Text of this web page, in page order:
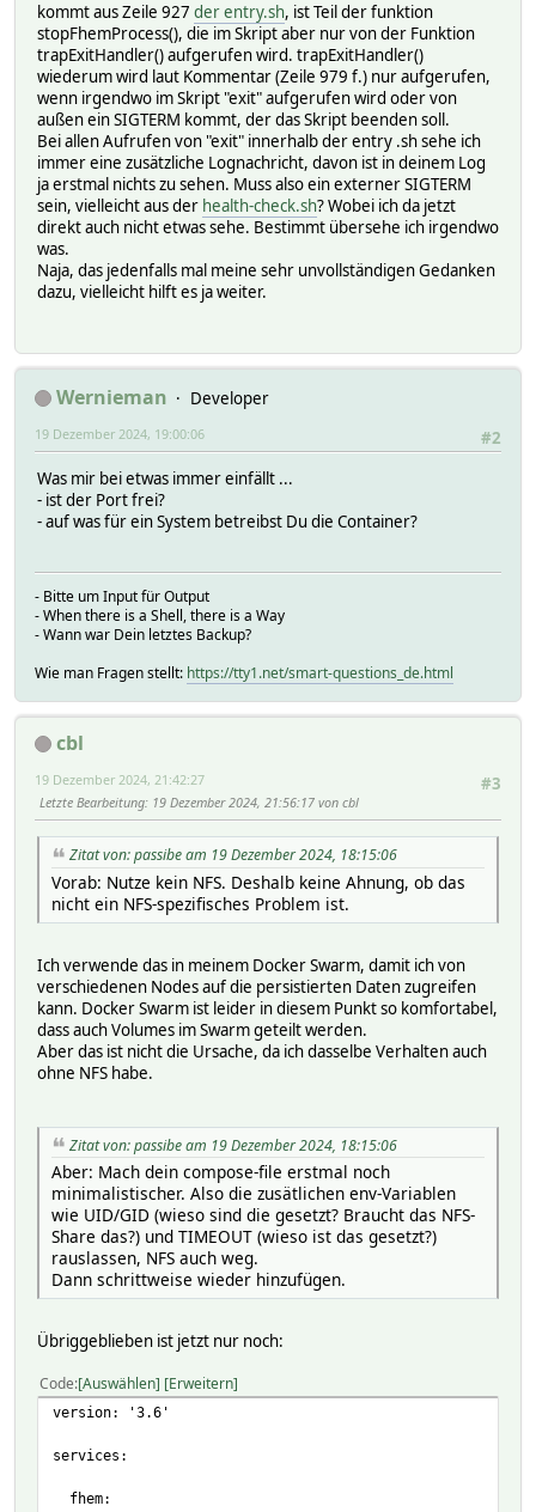
kommt aus Zeile 927 der entry.sh, ist Teil der funktion
stopFhemProcess(), die im Skript aber nur von der Funktion
trapExitHandler() aufgerufen wird. trapExitHandler()
wiederum wird laut Kommentar (Zeile 979 f.) nur aufgerufen,
wenn irgendwo im Skript "exit" aufgerufen wird oder von
außen ein SIGTERM kommt, der das Skript beenden soll.
Bei allen Aufrufen von "exit" innerhalb der entry .sh sehe ich
immer eine zusätzliche Lognachricht, davon ist in deinem Log
ja erstmal nichts zu sehen. Muss also ein externer SIGTERM
sein, vielleicht aus der health-check.sh? Wobei ich da jetzt
direkt auch nicht etwas sehe. Bestimmt übersehe ich irgendwo
was.
Naja, das jedenfalls mal meine sehr unvollständigen Gedanken
dazu, vielleicht hilft es ja weiter.
Wernieman
Developer
#2
19 Dezember 2024, 19:00:06
Was mir bei etwas immer einfällt ...
- ist der Port frei?
- auf was für ein System betreibst Du die Container?
- Bitte um Input für Output
- When there is a Shell, there is a Way
- Wann war Dein letztes Backup?
Wie man Fragen stellt: https://tty1.net/smart-questions_de.html
cbl
#3
19 Dezember 2024, 21:42:27
Letzte Bearbeitung: 19 Dezember 2024, 21:56:17 von cbl
Zitat von: passibe am 19 Dezember 2024, 18:15:06
Vorab: Nutze kein NFS. Deshalb keine Ahnung, ob das
nicht ein NFS-spezifisches Problem ist.
Ich verwende das in meinem Docker Swarm, damit ich von
verschiedenen Nodes auf die persistierten Daten zugreifen
kann. Docker Swarm ist leider in diesem Punkt so komfortabel,
dass auch Volumes im Swarm geteilt werden.
Aber das ist nicht die Ursache, da ich dasselbe Verhalten auch
ohne NFS habe.
Zitat von: passibe am 19 Dezember 2024, 18:15:06
Aber: Mach dein compose-file erstmal noch
minimalistischer. Also die zusätlichen env-Variablen
wie UID/GID (wieso sind die gesetzt? Braucht das NFS-
Share das?) und TIMEOUT (wieso ist das gesetzt?)
rauslassen, NFS auch weg.
Dann schrittweise wieder hinzufügen.
Übriggeblieben ist jetzt nur noch:
Code Auswählen Erweitern
version: '3.6'
services:
fhem: